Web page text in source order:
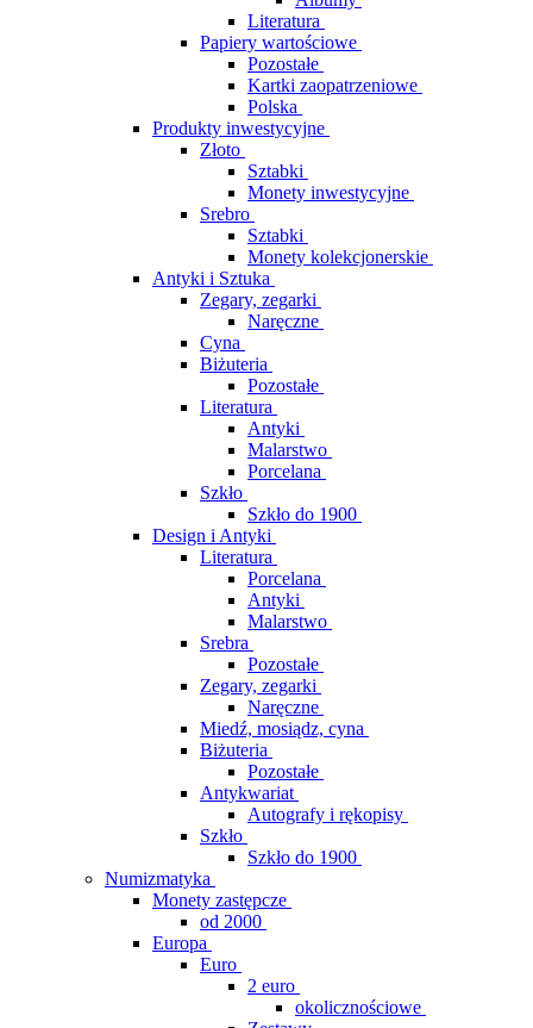
Literatura
Papiery wartościowe
Pozostałe
Kartki zaopatrzeniowe
Polska
Produkty inwestycyjne
Złoto
Sztabki
Monety inwestycyjne
Srebro
Sztabki
Monety kolekcjonerskie
Antyki i Sztuka
Zegary, zegarki
Naręczne
Cyna
Biżuteria
Pozostałe
Literatura
Antyki
Malarstwo
Porcelana
Szkło
Szkło do 1900
Design i Antyki
Literatura
Porcelana
Antyki
Malarstwo
Srebra
Pozostałe
Zegary, zegarki
Naręczne
Miedź, mosiądz, cyna
Biżuteria
Pozostałe
Antykwariat
Autografy i rękopisy
Szkło
Szkło do 1900
Numizmatyka
Monety zastępcze
od 2000
Europa
Euro
2 euro
okolicznościowe